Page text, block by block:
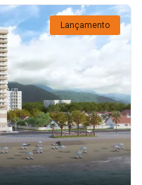
Lançamento